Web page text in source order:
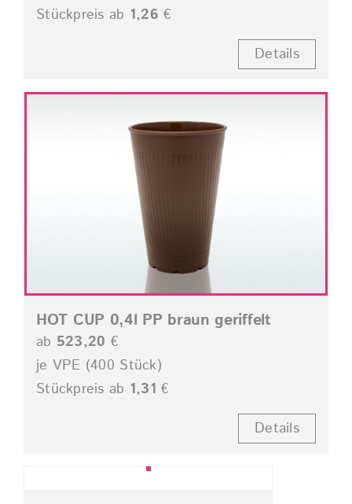
Stückpreis ab 1,26 €
Details
HOT CUP 0,4l PP braun geriffelt
ab 523,20 €
je VPE (400 Stück)
Stückpreis ab 1,31 €
Details